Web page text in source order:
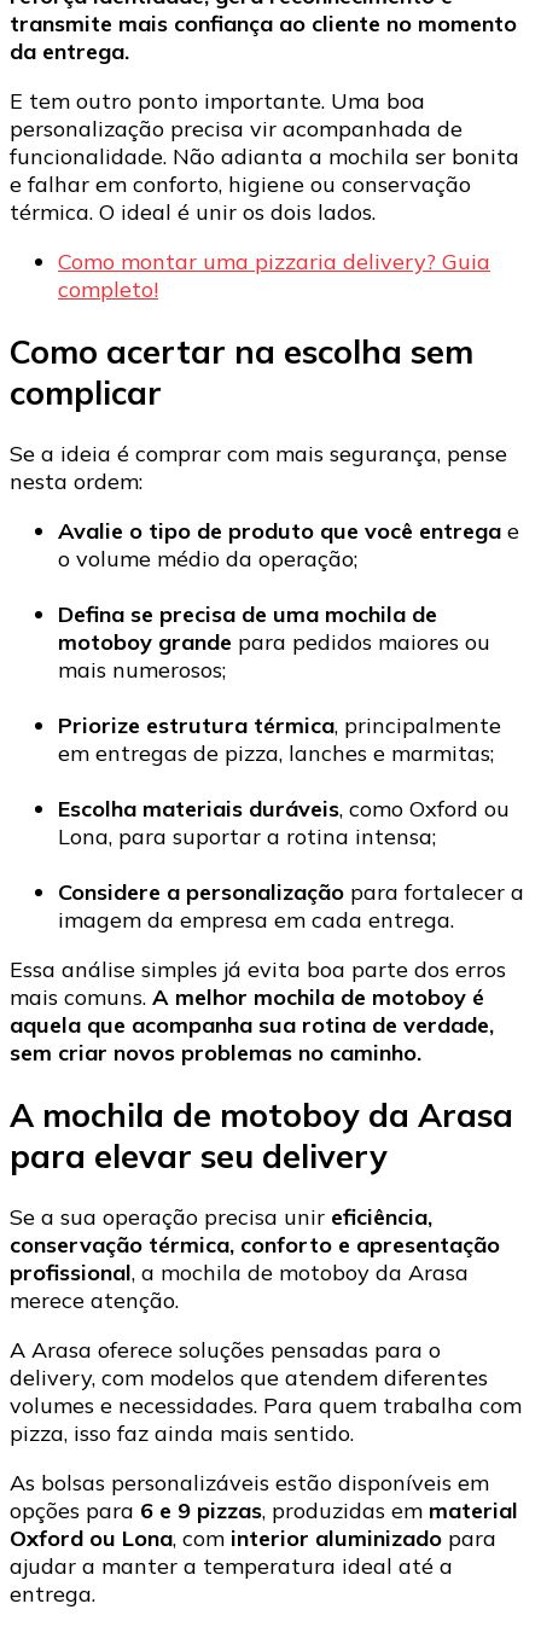
transmite mais confiança ao cliente no momento
da entrega.
E tem outro ponto importante. Uma boa
personalização precisa vir acompanhada de
funcionalidade. Não adianta a mochila ser bonita
e falhar em conforto, higiene ou conservação
térmica. O ideal é unir os dois lados.
Como montar uma pizzaria delivery? Guia
completo!
Como acertar na escolha sem
complicar
Se a ideia é comprar com mais segurança, pense
nesta ordem:
Avalie o tipo de produto que você entrega e
o volume médio da operação;
Defina se precisa de uma mochila de
motoboy grande para pedidos maiores ou
mais numerosos;
Priorize estrutura térmica, principalmente
em entregas de pizza, lanches e marmitas;
Escolha materiais duráveis, como Oxford ou
Lona, para suportar a rotina intensa;
Considere a personalização para fortalecer a
imagem da empresa em cada entrega.
Essa análise simples já evita boa parte dos erros
mais comuns. A melhor mochila de motoboy é
aquela que acompanha sua rotina de verdade,
sem criar novos problemas no caminho.
A mochila de motoboy da Arasa
para elevar seu delivery
Se a sua operação precisa unir eficiência,
conservação térmica, conforto e apresentação
profissional, a mochila de motoboy da Arasa
merece atenção.
A Arasa oferece soluções pensadas para o
delivery, com modelos que atendem diferentes
volumes e necessidades. Para quem trabalha com
pizza, isso faz ainda mais sentido.
As bolsas personalizáveis estão disponíveis em
opções para 6 e 9 pizzas, produzidas em material
Oxford ou Lona, com interior aluminizado para
ajudar a manter a temperatura ideal até a
entrega.